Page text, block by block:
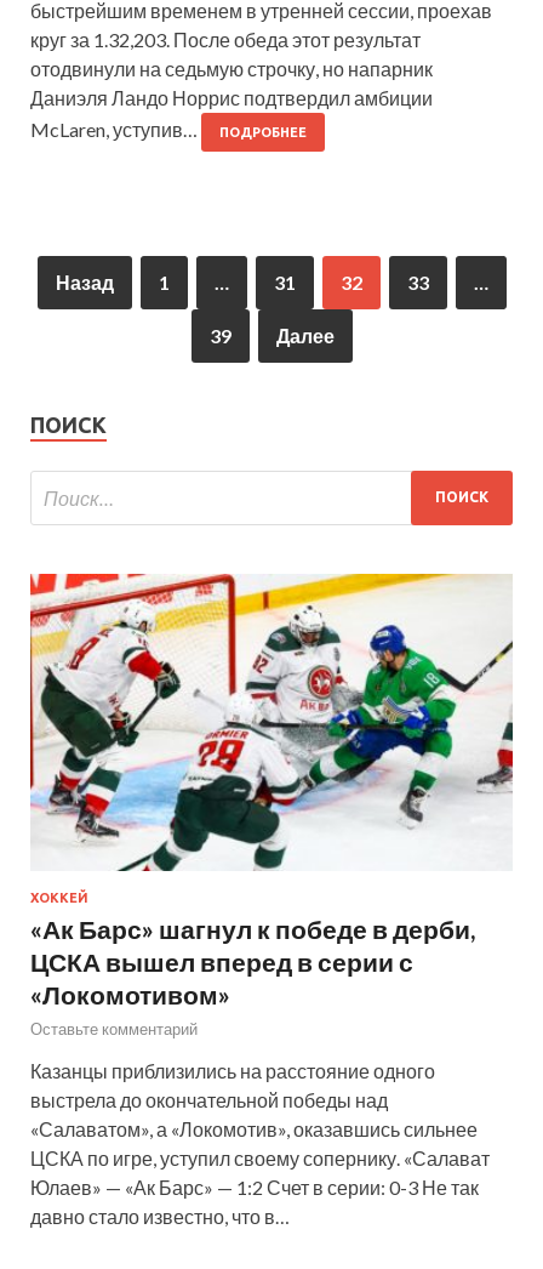
быстрейшим временем в утренней сессии, проехав
круг за 1.32,203. После обеда этот результат
отодвинули на седьмую строчку, но напарник
Даниэля Ландо Норрис подтвердил амбиции
McLaren, уступив…
ПОДРОБНЕЕ
Назад 1 31 32 33
39 Далее
ПОИСК
ХОККЕЙ
«Ак Барс» шагнул к победе в дерби,
ЦСКА вышел вперед в серии с
«Локомотивом»
Оставьте комментарий
Казанцы приблизились на расстояние одного
выстрела до окончательной победы над
«Салаватом», а «Локомотив», оказавшись сильнее
ЦСКА по игре, уступил своему сопернику. «Салават
Юлаев» — «Ак Барс» — 1:2 Счет в серии: 0-3 Не так
давно стало известно, что в…